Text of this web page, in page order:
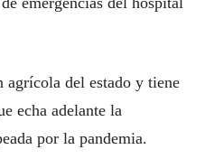
del estado y tiene
echa adelante la
por la pandemia.